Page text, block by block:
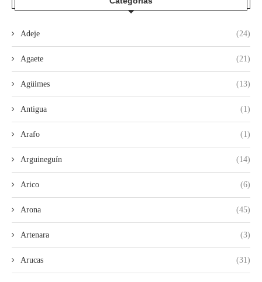
Adeje (24)
Agaete (21)
Agüimes (13)
Antigua (1)
Arafo (1)
Arguineguín (14)
Arico (6)
Arona (45)
Artenara (3)
Arucas (31)